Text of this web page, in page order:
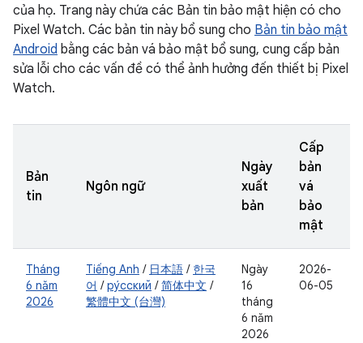
của họ. Trang này chứa các Bản tin bảo mật hiện có cho
Pixel Watch. Các bản tin này bổ sung cho Bản tin bảo mật
Android bằng các bản vá bảo mật bổ sung, cung cấp bản
sửa lỗi cho các vấn đề có thể ảnh hưởng đến thiết bị Pixel
Watch.
Bản
tin
Ngôn ngữ
Ngày
xuất
bản
Cấp
bản
vá
bảo
mật
Tháng
6 năm
2026
Tiếng Anh / 日本語 / 한국
어 /ру́сский /简体中文 /
繁體中文 (台灣)
Ngày
16
tháng
6 năm
2026
2026-
06-05